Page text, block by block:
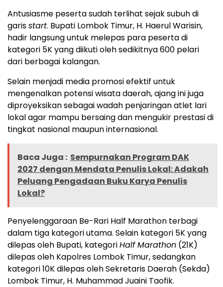
Antusiasme peserta sudah terlihat sejak subuh di
garisstart. Bupati Lombok Timur, H. Haerul Warisin,
hadir langsung untuk melepas para peserta di
kategori 5K yang diikuti oleh sedikitnya 600 pelari
dari berbagai kalangan.
Selain menjadi media promosi efektif untuk
mengenalkan potensi wisata daerah, ajang ini juga
diproyeksikan sebagai wadah penjaringan atlet lari
lokal agar mampu bersaing dan mengukir prestasi di
tingkat nasional maupun internasional.
Baca Juga : Sempurnakan Program DAK
2027 dengan Mendata Penulis Lokal: Adakah
Peluang Pengadaan Buku Karya Penulis
Lokal?
Penyelenggaraan Be-Rari Half Marathon terbagi
dalam tiga kategori utama. Selain kategori 5K yang
dilepas oleh Bupati, kategoriHalf Marathon (21K)
dilepas oleh Kapolres Lombok Timur, sedangkan
kategori 10K dilepas oleh Sekretaris Daerah (Sekda)
Lombok Timur, H. Muhammad Juaini Taofik.